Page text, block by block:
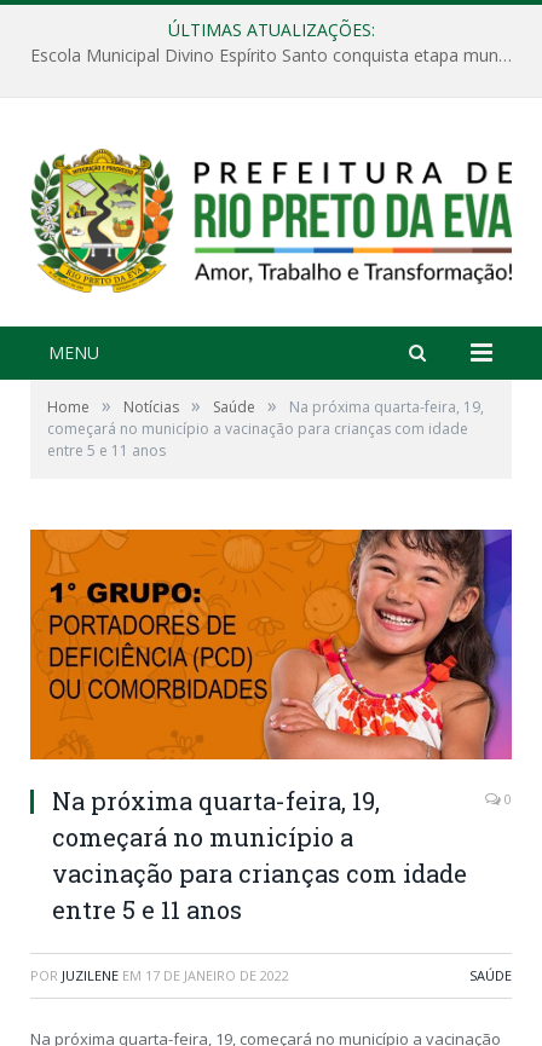
ÚLTIMAS ATUALIZAÇÕES:
Escola Municipal Divino Espírito Santo conquista etapa municipal da V Feira Amazonense de Matemática
MENU
Home » Notícias » Saúde »
Na próxima quarta-feira, 19,
começará no município a vacinação para crianças com idade
entre 5 e 11 anos
Na próxima quarta-feira, 19,
começará no município a
vacinação para crianças com idade
entre 5 e 11 anos
0
POR JUZILENE EM 17 DE JANEIRO DE 2022 SAÚDE
Na próxima quarta-feira, 19, começará no município a vacinação